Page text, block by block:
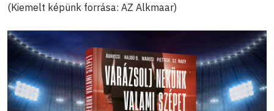
(Kiemelt képünk forrása: AZ Alkmaar)